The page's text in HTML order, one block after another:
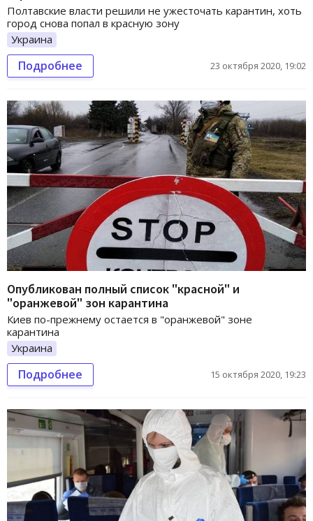
Полтавские власти решили не ужесточать карантин, хоть
город снова попал в красную зону
Украина
Подробнее 23 октября 2020, 19:02
Опубликован полный список "красной" и
"оранжевой" зон карантина
Киев по-прежнему остается в "оранжевой" зоне
карантина
Украина
Подробнее 15 октября 2020, 19:23